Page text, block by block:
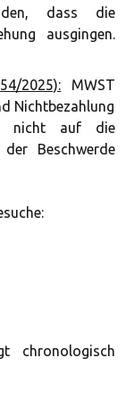
dass die
ausgingen.
2025): MWST
Nichtbezahlung
nicht auf die
der Beschwerde
chronologisch